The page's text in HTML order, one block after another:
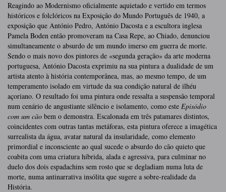
Reagindo ao Modernismo oficialmente aquietado e vertido em termos
históricos e folclóricos na Exposição do Mundo Português de 1940, a
exposição que António Pedro, António Dacosta e a escultora inglesa
Pamela Boden então promoveram na Casa Repe, ao Chiado, denunciou
simultaneamente o absurdo de um mundo imerso em guerra de morte.
Sendo o mais novo dos pintores de «segunda geração» da arte moderna
portuguesa, António Dacosta exprimiu na sua pintura a dualidade de um
artista atento à história contemporânea, mas, ao mesmo tempo, de um
temperamento isolado em virtude da sua condição natural de ilhéu
açoriano. O resultado foi uma pintura onde ressalta a suspensão temporal
num cenário de angustiante silêncio e isolamento, como este Episódio
com um cão bem o demonstra. Escalonada em três patamares distintos,
coincidentes com outras tantas metáforas, esta pintura oferece a imagética
surrealista da água, avatar natural da insularidade, como elemento
primordial e inconsciente ao qual sucede o absurdo do cão quieto que
coabita com uma criatura híbrida, alada e agressiva, para culminar no
duelo dos dois espadachins sem rosto que se degladiam numa luta de
morte, numa antinarrativa insólita que sugere a sobre-realidade da
História.